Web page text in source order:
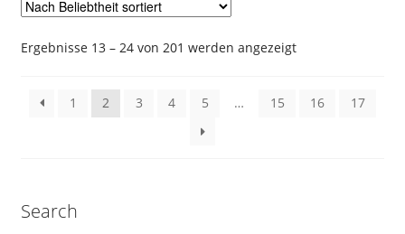
auf
Ergebnisse 13 – 24 von 201 werden angezeigtNach
1
2 3 4 5 … 15 16 17
Search